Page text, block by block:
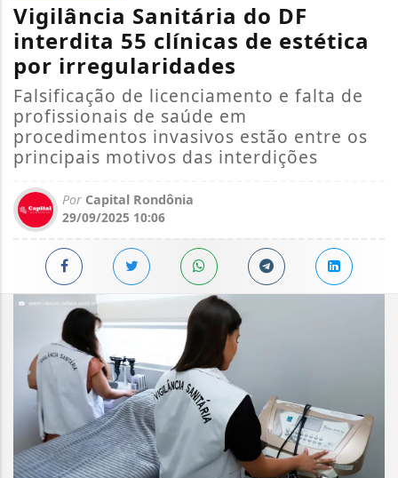
Vigilância Sanitária do DF
interdita 55 clínicas de estética
por irregularidades
Falsificação de licenciamento e falta de
profissionais de saúde em
procedimentos invasivos estão entre os
principais motivos das interdições
Por Capital Rondônia
29/09/2025 10:06